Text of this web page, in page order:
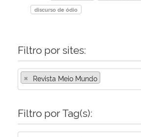
Ministério do Turismo
Ministério da Mulher, da Família e dos Direitos
Secretaria-Geral
discurso de ódio
Filtro por sites:
× Revista Meio Mundo
Filtro por Tag(s):